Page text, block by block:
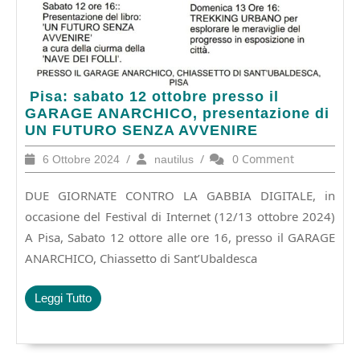
Pisa: sabato 12 ottobre presso il
GARAGE ANARCHICO, presentazione di
UN FUTURO SENZA AVVENIRE
Pisa:
sabato
12
ottobre
presso
GARAGE
ANARCHICO,
presentazione
UN
FUTURO
SENZA
AVVENIRE
6 Ottobre 20246
Ottobre
2024
/ nautilusnautilus
/ 0 Comment
DUE GIORNATE CONTRO LA GABBIA DIGITALE, in
occasione del Festival di Internet (12/13 ottobre 2024)
A Pisa, Sabato 12 ottore alle ore 16, presso il GARAGE
ANARCHICO, Chiassetto di Sant’Ubaldesca
Leggi TuttoLeggi
Tutto